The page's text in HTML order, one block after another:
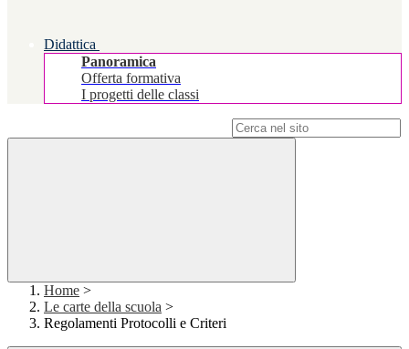
Didattica
Panoramica
Offerta formativa
I progetti delle classi
Home >
Le carte della scuola >
Regolamenti Protocolli e Criteri